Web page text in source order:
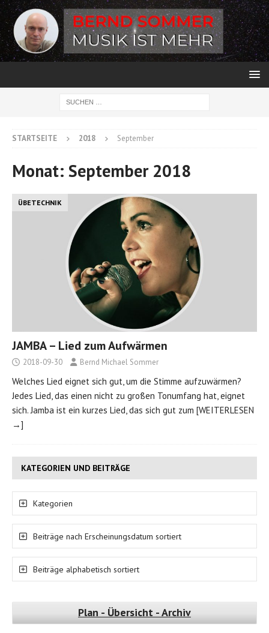
STARTSEITE 2018 September
Monat: September 2018
ÜBETECHNIK
JAMBA – Lied zum Aufwärmen
2018-09-30 Bernd Michael Sommer
Welches Lied eignet sich gut, um die Stimme aufzuwärmen?
Jedes Lied, das einen nicht zu großen Tonumfang hat, eignet
sich. Jamba ist ein kurzes Lied, das sich gut zum [WEITERLESEN
→]
KATEGORIEN UND BEITRÄGE
Kategorien
Beiträge nach Erscheinungsdatum sortiert
Beiträge alphabetisch sortiert
Plan - Übersicht - Archiv